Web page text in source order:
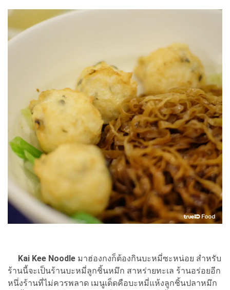
Kai Kee Noodle มาฮ่องกงก็ต้องกินบะหมี่ซะหน่อย สำหรับ
ร้านนี้จะเป็นร้านบะหมี่ลูกชิ้นหมึก สาหร่ายทะเล ร้านอร่อยอีก
หนึ่งร้านที่ไม่ควรพลาด เมนูเด็ดคือบะหมี่แห้งลูกชิ้นปลาหมึก